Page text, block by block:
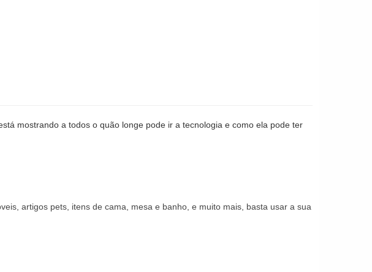
mostrando a todos o quão longe pode ir a tecnologia e como ela pode ter
artigos pets, itens de cama, mesa e banho, e muito mais, basta usar a sua